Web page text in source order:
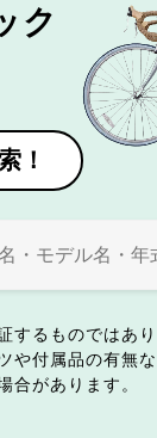
ク
！
るものではあり
付属品の有無
合があります。